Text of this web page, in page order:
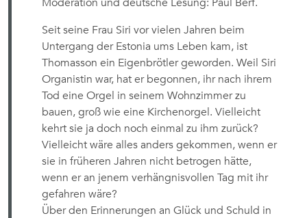
Moderation und deutsche Lesung: Paul Berf.
Seit seine Frau Siri vor vielen Jahren beim
Untergang der Estonia ums Leben kam, ist
Thomasson ein Eigenbrötler geworden. Weil Siri
Organistin war, hat er begonnen, ihr nach ihrem
Tod eine Orgel in seinem Wohnzimmer zu
bauen, groß wie eine Kirchenorgel. Vielleicht
kehrt sie ja doch noch einmal zu ihm zurück?
Vielleicht wäre alles anders gekommen, wenn er
sie in früheren Jahren nicht betrogen hätte,
wenn er an jenem verhängnisvollen Tag mit ihr
gefahren wäre?
Über den Erinnerungen an Glück und Schuld in